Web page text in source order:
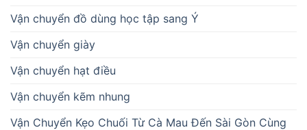
Vận chuyển đồ dùng học tập sang Ý
Vận chuyển giày
Vận chuyển hạt điều
Vận chuyển kẽm nhung
Vận Chuyển Kẹo Chuối Từ Cà Mau Đến Sài Gòn Cùng